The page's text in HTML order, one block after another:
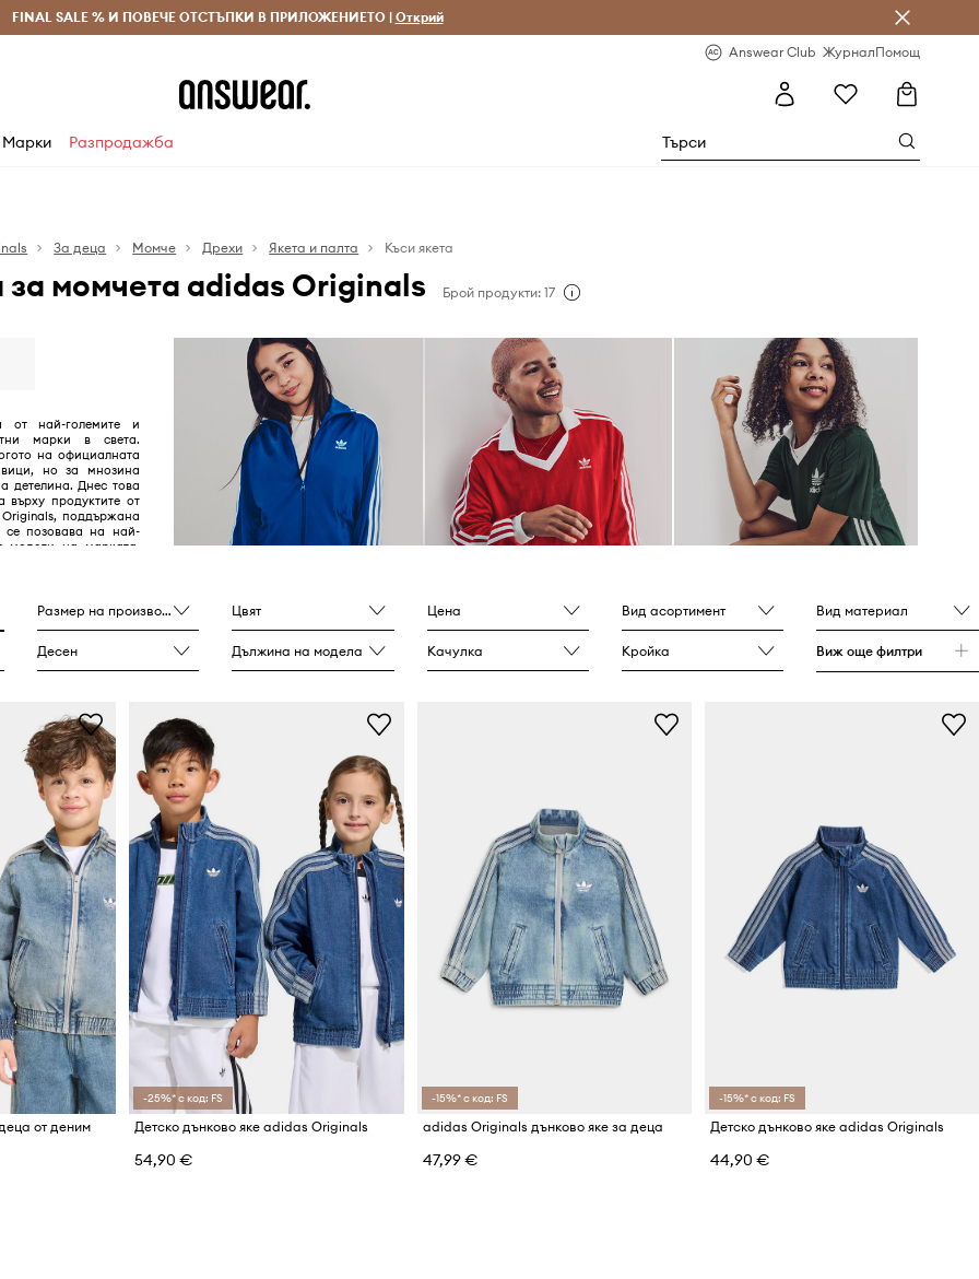
и връщане за поръчки над 70 EUR Доставка 1-5 дни
FINAL SALE % И ПОВЕЧЕ ОТСТЪПКИ В ПРИЛОЖЕНИЕТО | Открий
Answear Club ЖурналПомощ
Марки Разпродажба
За деца Момче Дрехи Якета и палта Къси якета
за момчета adidas Originals Брой продукти: 17
от най-големите и
марки в света.
на официалната
но за мнозина
детелина. Днес това
върху продуктите от
поддържана
се позовава на най-
модели на марката,
Размер на производителя Цвят Цена Вид асортимент Вид материал
Десен Дължина на модела Качулка Кройка Виж още филтри
от деним
-25%* с код: FS
Детско дънково яке adidas Originals
54,90 €
-15%* с код: FS
adidas Originals дънково яке за деца
47,99 €
-15%* с код: FS
Детско дънково яке adidas Originals
44,90 €